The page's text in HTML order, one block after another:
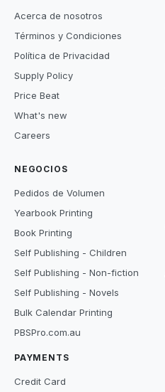
Acerca de nosotros
Términos y Condiciones
Política de Privacidad
Supply Policy
Price Beat
What's new
Careers
NEGOCIOS
Pedidos de Volumen
Yearbook Printing
Book Printing
Self Publishing - Children
Self Publishing - Non-fiction
Self Publishing - Novels
Bulk Calendar Printing
PBSPro.com.au
PAYMENTS
Credit Card